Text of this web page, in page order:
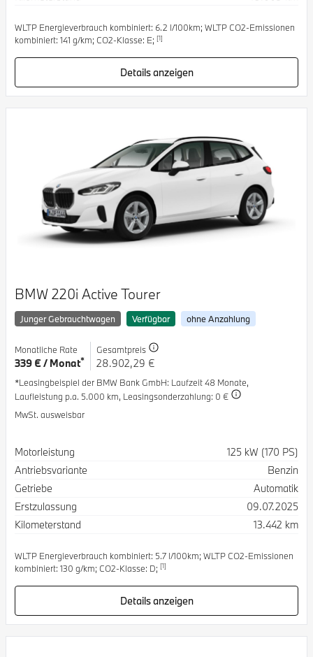
WLTP Energieverbrauch kombiniert: 6.2 l/100km; WLTP CO2-Emissionen
kombiniert: 141 g/km; CO2-Klasse: E; [1]
Details anzeigen
BMW 220i Active Tourer
Junger Gebrauchtwagen Verfügbar ohne Anzahlung
Monatliche Rate
339 € / Monat*
Gesamtpreis
28.902,29 €
*Leasingbeispiel der BMW Bank GmbH: Laufzeit 48 Monate,
Laufleistung p.a. 5.000 km, Leasingsonderzahlung: 0 €
MwSt. ausweisbar
Spezifikation
Motorleistung
125 kW (170 PS)
Antriebsvariante
Benzin
Getriebe
Automatik
Erstzulassung
09.07.2025
Kilometerstand
13.442 km
WLTP Energieverbrauch kombiniert: 5.7 l/100km; WLTP CO2-Emissionen
kombiniert: 130 g/km; CO2-Klasse: D; [1]
Details anzeigen